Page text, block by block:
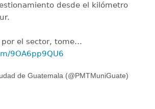
desde el kilómetro
el sector, tome…
9OA6pp9QU6
de Guatemala (@PMTMuniGuate)